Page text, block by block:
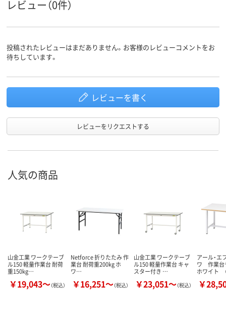
レビュー（0件）
投稿されたレビューはまだありません。お客様のレビューコメントをお
待ちしています。
レビューを書く
レビューをリクエストする
人気の商品
山金工業 ワークテーブ
ル150 軽量作業台 耐荷
重150kg…
￥19,043～（税込）
Netforce 折りたたみ 作
業台 耐荷重200kg ホ
ワ…
￥16,251～（税込）
山金工業 ワークテーブ
ル150 軽量作業台 キャ
スター付き …
￥23,051～（税込）
アール・エ
ワ 作業
ホワイト
￥